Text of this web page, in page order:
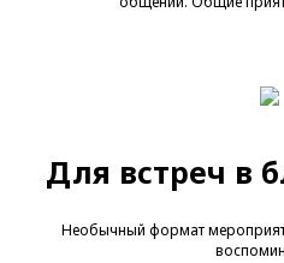
Для встреч в
Необычный формат